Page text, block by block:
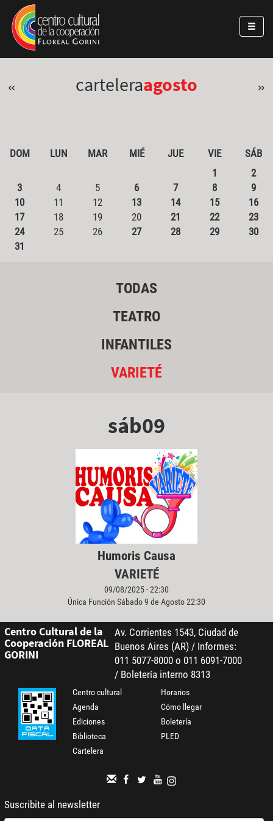
Pasar al contenido principal
Jump to main content
« carteleraagosto »
DOM LUN MAR MIÉ JUE VIE
SÁB
1
2
3
4 5 6 7 8
9
10
11 12 13 14 15
16
17
18 19 20 21 22
23
24
25 26 27 28 29
30
31
TODAS
TEATRO
INFANTILES
VARIETÉ
sáb09
Humoris Causa
VARIETÉ
09/08/2025 - 22:30
Única Función Sábado 9 de Agosto 22:30
Centro Cultural de la
Cooperación FLOREAL
GORINI
Av. Corrientes 1543, Ciudad de
Buenos Aires (AR) / Informes:
011 5077-8000 o 011 6091-7000
/ Boletería interno 8313
Centro cultural
Agenda
Ediciones
Biblioteca
Cartelera
Horarios
Cómo llegar
Boletería
PLED
Suscribite al newsletter